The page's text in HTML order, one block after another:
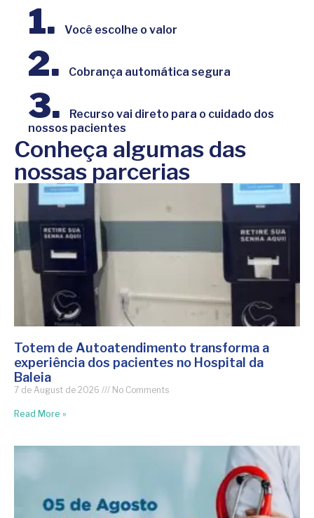
1. Você escolhe o valor
2. Cobrança automática segura
3.
Recurso vai direto para o cuidado dos
nossos pacientes
Conheça algumas das
nossas parcerias
Totem de Autoatendimento transforma a
experiência dos pacientes no Hospital da
Baleia
7 de August de 2026 No Comments
Read More »